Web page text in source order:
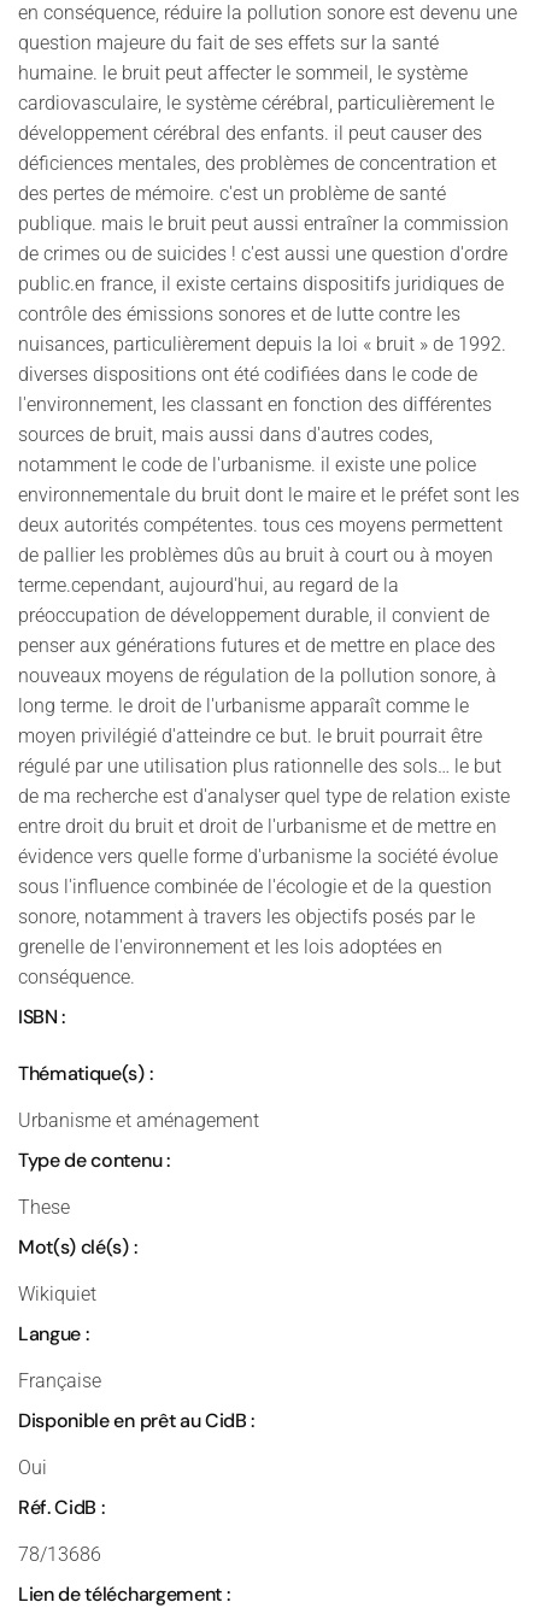
en conséquence, réduire la pollution sonore est devenu une
question majeure du fait de ses effets sur la santé
humaine. le bruit peut affecter le sommeil, le système
cardiovasculaire, le système cérébral, particulièrement le
développement cérébral des enfants. il peut causer des
déficiences mentales, des problèmes de concentration et
des pertes de mémoire. c'est un problème de santé
publique. mais le bruit peut aussi entraîner la commission
de crimes ou de suicides ! c'est aussi une question d'ordre
public.en france, il existe certains dispositifs juridiques de
contrôle des émissions sonores et de lutte contre les
nuisances, particulièrement depuis la loi « bruit » de 1992.
diverses dispositions ont été codifiées dans le code de
l'environnement, les classant en fonction des différentes
sources de bruit, mais aussi dans d'autres codes,
notamment le code de l'urbanisme. il existe une police
environnementale du bruit dont le maire et le préfet sont les
deux autorités compétentes. tous ces moyens permettent
de pallier les problèmes dûs au bruit à court ou à moyen
terme.cependant, aujourd'hui, au regard de la
préoccupation de développement durable, il convient de
penser aux générations futures et de mettre en place des
nouveaux moyens de régulation de la pollution sonore, à
long terme. le droit de l'urbanisme apparaît comme le
moyen privilégié d'atteindre ce but. le bruit pourrait être
régulé par une utilisation plus rationnelle des sols… le but
de ma recherche est d'analyser quel type de relation existe
entre droit du bruit et droit de l'urbanisme et de mettre en
évidence vers quelle forme d'urbanisme la société évolue
sous l'influence combinée de l'écologie et de la question
sonore, notamment à travers les objectifs posés par le
grenelle de l'environnement et les lois adoptées en
conséquence.
ISBN :
Thématique(s) :
Urbanisme et aménagement
Type de contenu :
These
Mot(s) clé(s) :
Wikiquiet
Langue :
Française
Disponible en prêt au CidB :
Oui
Réf. CidB :
78/13686
Lien de téléchargement :